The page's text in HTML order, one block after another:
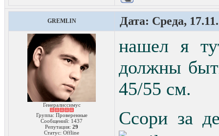
GREMLIN Дата: Среда,
Генералиссимус
Группа: Проверенные
Сообщений: 1437
Репутация: 29
Статус: Offline
нашел я
должны
45/55 см.
Ссори за